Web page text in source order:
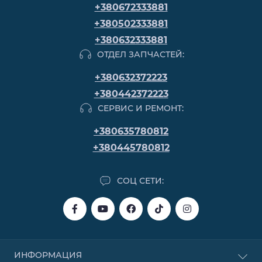
+380672333881
+380502333881
+380632333881
ОТДЕЛ ЗАПЧАСТЕЙ:
+380632372223
+380442372223
СЕРВИС И РЕМОНТ:
+380635780812
+380445780812
СОЦ СЕТИ:
ИНФОРМАЦИЯ